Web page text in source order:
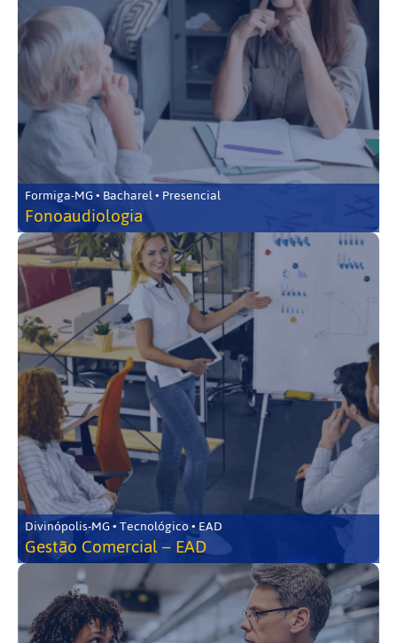
Formiga-MG • Bacharel • Presencial
Fonoaudiologia
Divinópolis-MG • Tecnológico • EAD
Gestão Comercial – EAD